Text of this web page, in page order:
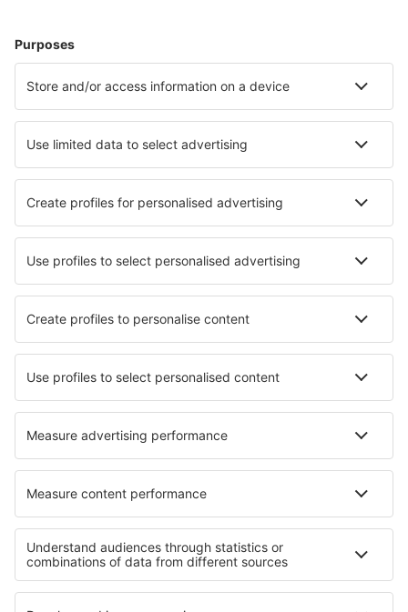
Lue lisää
Lentoyhtiöt
FlexFlight
Lufthansa
Wizz Air
Norwegian
KLM
SAS
Turkish Airlines
Air Baltic
Tietoa eSkysta
Sopimusehdot
Omat varaukset
Tietosuojakäytäntö
Tuki ja yhteystiedot
Yksityisyys